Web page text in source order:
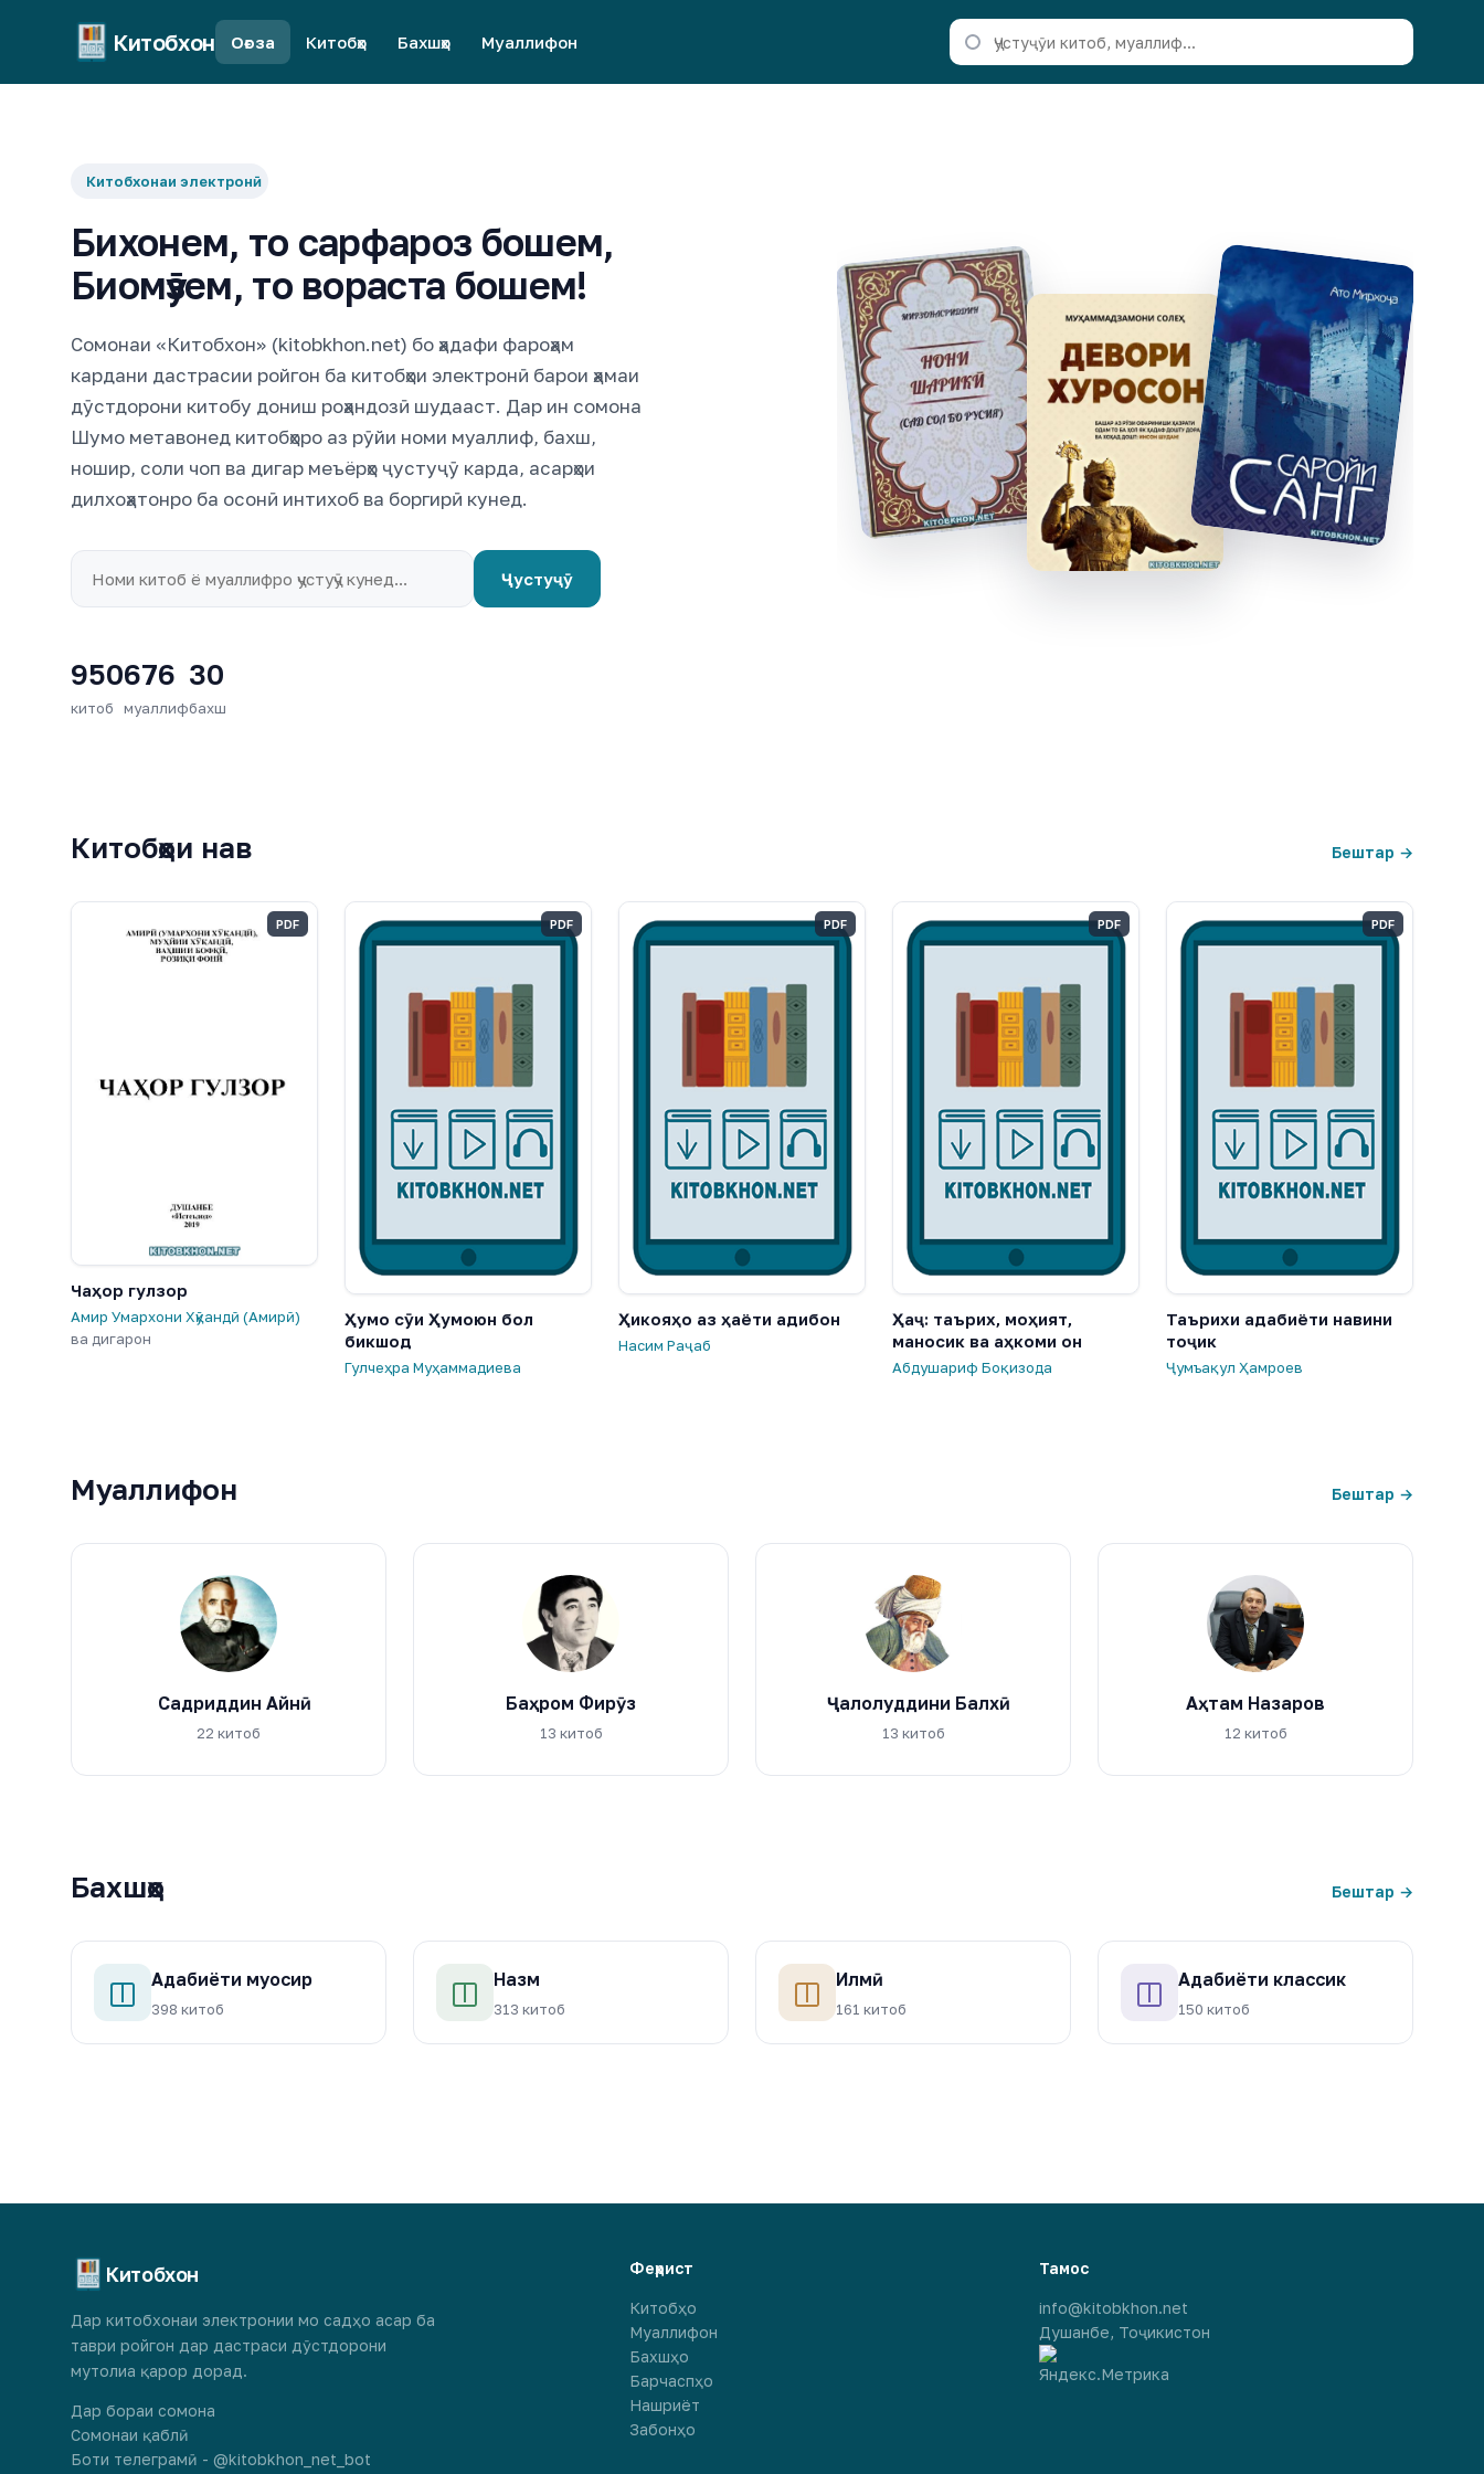
Китобхон Оғоза Китобҳо Бахшҳо Муаллифон
Китобхонаи электронӣ
Бихонем, то сарфароз бошем,
Биомӯзем, то вораста бошем!
Сомонаи «Китобхон» (kitobkhon.net) бо ҳадафи фароҳам
кардани дастрасии ройгон ба китобҳои электронӣ барои ҳамаи
дӯстдорони китобу дониш роҳандозӣ шудааст. Дар ин сомона
Шумо метавонед китобҳоро аз рӯйи номи муаллиф, бахш,
ношир, соли чоп ва дигар меъёрҳо ҷустуҷӯ карда, асарҳои
дилхоҳатонро ба осонӣ интихоб ва боргирӣ кунед.
Ҷустуҷӯ
950
китоб
676
муаллиф
30
бахш
Китобҳои нав Бештар →
PDF
Чаҳор гулзор
Амир Умархони Хӯқандӣ (Амирӣ)
ва дигарон
PDF
Ҳумо сӯи Ҳумоюн бол
бикшод
Гулчеҳра Муҳаммадиева
PDF
Ҳикояҳо аз ҳаёти адибон
Насим Раҷаб
PDF
Ҳаҷ: таърих, моҳият,
маносик ва аҳкоми он
Абдушариф Боқизода
PDF
Таърихи адабиёти навини
тоҷик
Ҷумъақул Ҳамроев
Муаллифон Бештар →
Садриддин Айнӣ
22 китоб
Баҳром Фирӯз
13 китоб
Ҷалолуддини Балхӣ
13 китоб
Аҳтам Назаров
12 китоб
Бахшҳо Бештар →
Адабиёти муосир
398 китоб
Назм
313 китоб
Илмӣ
161 китоб
Адабиёти классикӣ
150 китоб
Китобхон
Дар китобхонаи электронии мо садҳо асар ба
таври ройгон дар дастраси дӯстдорони
мутолиа қарор дорад.
Дар бораи сомона
Сомонаи қаблӣ
Боти телеграмӣ - @kitobkhon_net_bot
Феҳрист
Китобҳо
Муаллифон
Бахшҳо
Барчаспҳо
Нашриёт
Забонҳо
Тамос
info@kitobkhon.net
Душанбе, Тоҷикистон